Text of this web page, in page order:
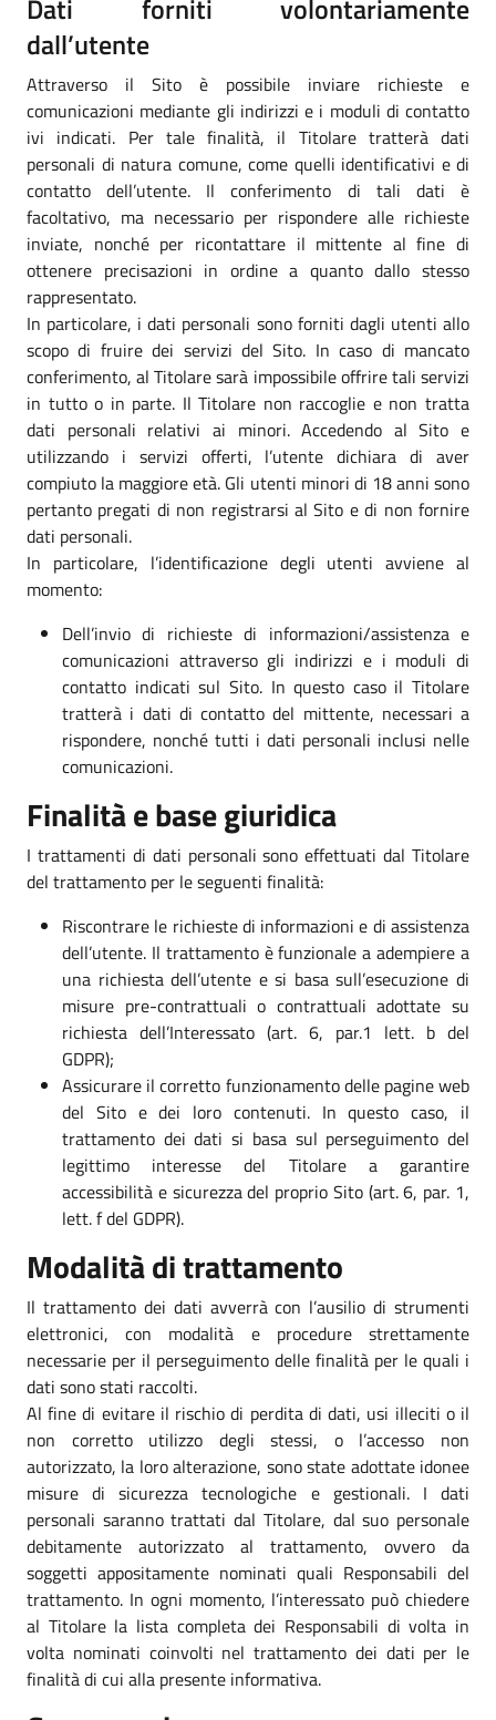
Dati forniti volontariamente
dall’utente
Attraverso il Sito è possibile inviare richieste e
comunicazioni mediante gli indirizzi e i moduli di contatto
ivi indicati. Per tale finalità, il Titolare tratterà dati
personali di natura comune, come quelli identificativi e di
contatto dell’utente. Il conferimento di tali dati è
facoltativo, ma necessario per rispondere alle richieste
inviate, nonché per ricontattare il mittente al fine di
ottenere precisazioni in ordine a quanto dallo stesso
rappresentato.
In particolare, i dati personali sono forniti dagli utenti allo
scopo di fruire dei servizi del Sito. In caso di mancato
conferimento, al Titolare sarà impossibile offrire tali servizi
in tutto o in parte. Il Titolare non raccoglie e non tratta
dati personali relativi ai minori. Accedendo al Sito e
utilizzando i servizi offerti, l’utente dichiara di aver
compiuto la maggiore età. Gli utenti minori di 18 anni sono
pertanto pregati di non registrarsi al Sito e di non fornire
dati personali.
In particolare, l’identificazione degli utenti avviene al
momento:
Dell’invio di richieste di informazioni/assistenza e
comunicazioni attraverso gli indirizzi e i moduli di
contatto indicati sul Sito. In questo caso il Titolare
tratterà i dati di contatto del mittente, necessari a
rispondere, nonché tutti i dati personali inclusi nelle
comunicazioni.
Finalità e base giuridica
I trattamenti di dati personali sono effettuati dal Titolare
del trattamento per le seguenti finalità:
Riscontrare le richieste di informazioni e di assistenza
dell’utente. Il trattamento è funzionale a adempiere a
una richiesta dell’utente e si basa sull’esecuzione di
misure pre-contrattuali o contrattuali adottate su
richiesta dell’Interessato (art. 6, par.1 lett. b del
GDPR);
Assicurare il corretto funzionamento delle pagine web
del Sito e dei loro contenuti. In questo caso, il
trattamento dei dati si basa sul perseguimento del
legittimo interesse del Titolare a garantire
accessibilità e sicurezza del proprio Sito (art. 6, par. 1,
lett. f del GDPR).
Modalità di trattamento
Il trattamento dei dati avverrà con l’ausilio di strumenti
elettronici, con modalità e procedure strettamente
necessarie per il perseguimento delle finalità per le quali i
dati sono stati raccolti.
Al fine di evitare il rischio di perdita di dati, usi illeciti o il
non corretto utilizzo degli stessi, o l’accesso non
autorizzato, la loro alterazione, sono state adottate idonee
misure di sicurezza tecnologiche e gestionali. I dati
personali saranno trattati dal Titolare, dal suo personale
debitamente autorizzato al trattamento, ovvero da
soggetti appositamente nominati quali Responsabili del
trattamento. In ogni momento, l’interessato può chiedere
al Titolare la lista completa dei Responsabili di volta in
volta nominati coinvolti nel trattamento dei dati per le
finalità di cui alla presente informativa.